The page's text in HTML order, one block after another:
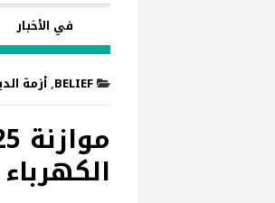
في الأخبار
BELIEF
,أزمة
الكهرباء